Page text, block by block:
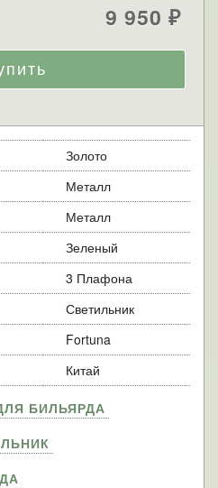
9 950 ₽
Золото
Металл
Металл
Зеленый
3 Плафона
Светильник
Fortuna
Китай
БИЛЬЯРДА